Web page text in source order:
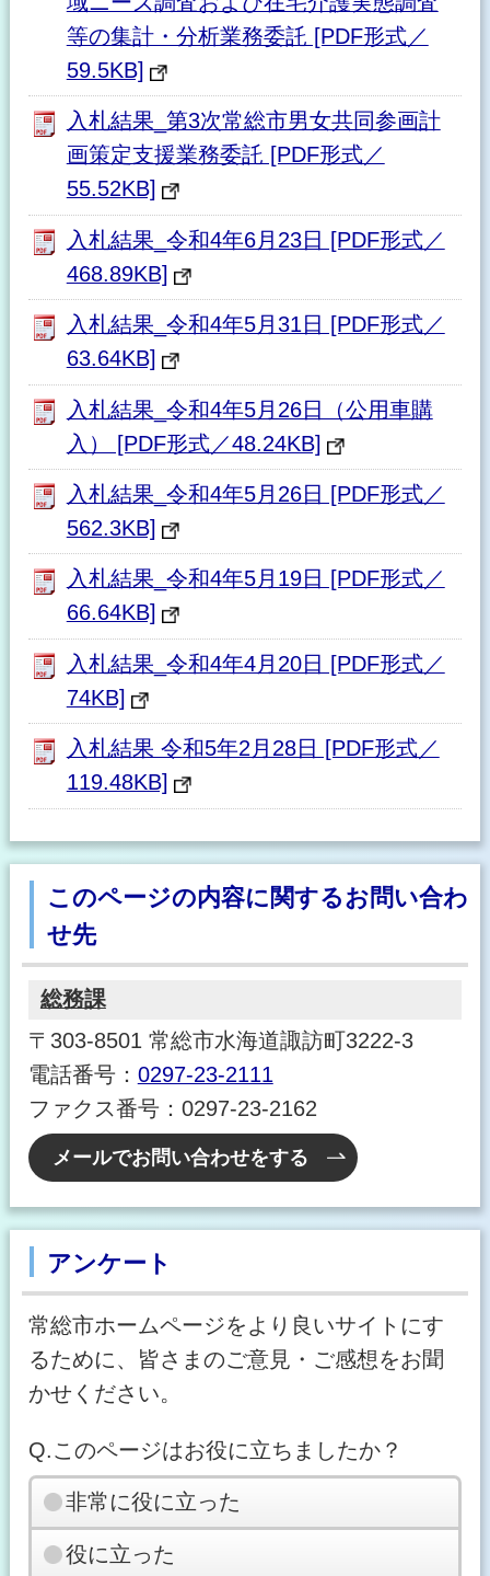
等の集計・分析業務委託 [PDF形式／
59.5KB]
入札結果_第3次常総市男女共同参画計
画策定支援業務委託 [PDF形式／
55.52KB]
入札結果_令和4年6月23日 [PDF形式／
468.89KB]
入札結果_令和4年5月31日 [PDF形式／
63.64KB]
入札結果_令和4年5月26日（公用車購
入） [PDF形式／48.24KB]
入札結果_令和4年5月26日 [PDF形式／
562.3KB]
入札結果_令和4年5月19日 [PDF形式／
66.64KB]
入札結果_令和4年4月20日 [PDF形式／
74KB]
入札結果 令和5年2月28日 [PDF形式／
119.48KB]
このページの内容に関するお問い合わ
せ先
総務課
〒303-8501 常総市水海道諏訪町3222-3
電話番号： 0297-23-2111
ファクス番号：0297-23-2162
メールでお問い合わせをする
アンケート
常総市ホームページをより良いサイトにす
るために、皆さまのご意見・ご感想をお聞
かせください。
Q.このページはお役に立ちましたか？
非常に役に立った
役に立った